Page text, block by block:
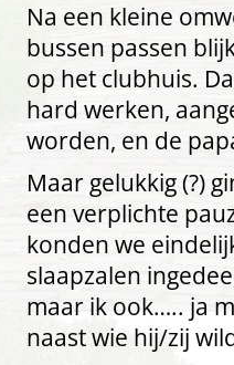
Na een kleine
bussen passen
op het clubhuis.
hard werken,
worden, en de
Maar gelukkig (?)
een verplichte
konden we
slaapzalen
maar ik ook….. ja
naast wie hij/zij